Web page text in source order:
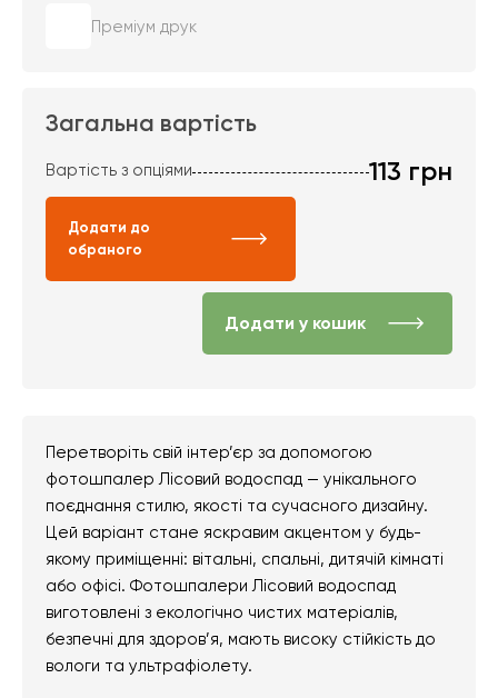
Преміум друк
Загальна вартість
Вартість з опціями 113 грн
Додати до
обраного
Додати у кошик
Перетворіть свій інтер’єр за допомогою
фотошпалер Лісовий водоспад — унікального
поєднання стилю, якості та сучасного дизайну.
Цей варіант стане яскравим акцентом у будь-
якому приміщенні: вітальні, спальні, дитячій кімнаті
або офісі. Фотошпалери Лісовий водоспад
виготовлені з екологічно чистих матеріалів,
безпечні для здоров’я, мають високу стійкість до
вологи та ультрафіолету.